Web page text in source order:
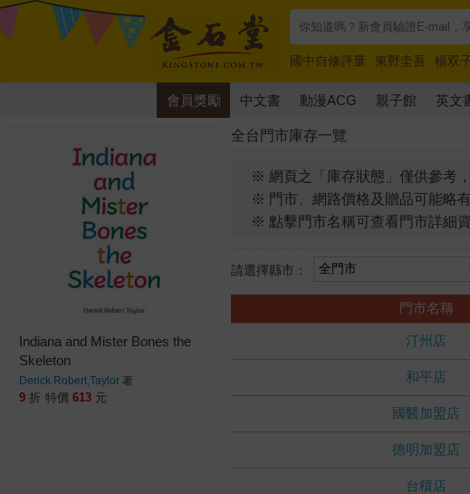
國中自修評量 東野圭吾 楊双
唯紅花綻放
奧德賽 路邊攤新
會員獎勵 中文書 動漫ACG 親子館 英文
全台門市庫存一覽
※ 網頁之「庫存狀態」僅供參考
※ 門市、網路價格及贈品可能略
※ 點擊門市名稱可查看門市詳細資
請選擇縣市：
門市名稱
汀州店
和平店
國醫加盟店
德明加盟店
台積店
Indiana and Mister Bones the
Skeleton
Derick Robert,Taylor 著
9 折 特價 613 元